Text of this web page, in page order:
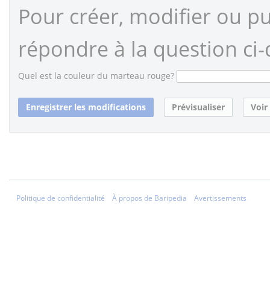
Pour créer, modifier ou
répondre à la question ci-
Quel est la couleur du marteau rouge?
Politique de confidentialité À propos de Baripedia Avertissements